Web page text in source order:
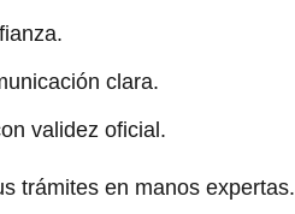
clara.
validez oficial.
trámites en manos expertas.